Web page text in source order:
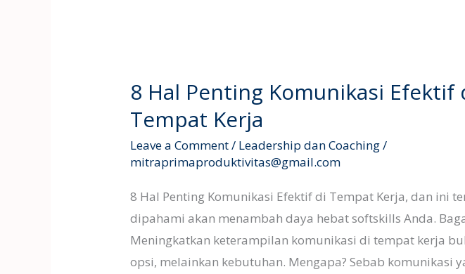
8 Hal Penting Komunikasi Efektif
Tempat Kerja
Leave a Comment/ Leadership dan Coaching/
mitraprimaproduktivitas@gmail.com
8 Hal Penting Komunikasi Efektif di Tempat Kerja, dan ini
dipahami akan menambah daya hebat softskills Anda.
Meningkatkan keterampilan komunikasi di tempat kerja
opsi, melainkan kebutuhan. Mengapa? Sebab komunikasi
Penting
Komunikasi
di
Kerja